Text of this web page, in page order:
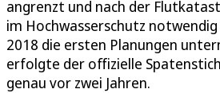
angrenzt und nach der
im Hochwasserschutz
2018 die ersten Planungen
erfolgte der offizielle
genau vor zwei Jahren.